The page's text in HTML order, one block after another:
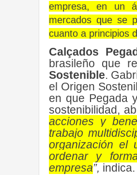
empresa, en un
mercados que se
cuanto a principios
Calçados
brasileño que
Sostenible.
el Origen
en que Pegada
sostenibilidad,
acciones y
trabajo
organización el
ordenar y
empresa”, indica.